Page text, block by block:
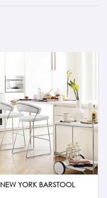
NEW YORK BARSTOOL